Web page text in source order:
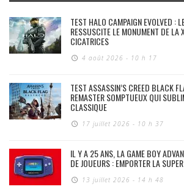
TEST HALO CAMPAIGN EVOLVED :
RESSUSCITE LE MONUMENT DE LA
CICATRICES
4 août 2026 - 10 h 17
TEST ASSASSIN’S CREED BLACK
REMASTER SOMPTUEUX QUI
CLASSIQUE
17 juillet 2026 - 10 h 37
IL Y A 25 ANS, LA GAME BOY
DE JOUEURS : EMPORTER LA
13 juillet 2026 - 14 h 48